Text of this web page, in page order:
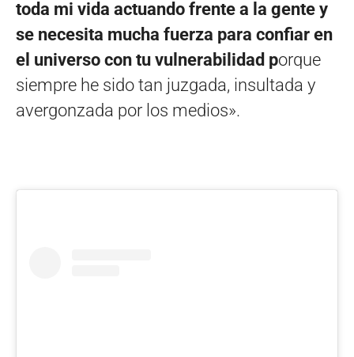
toda mi vida actuando frente a la gente y
se necesita mucha fuerza para confiar en
el universo con tu vulnerabilidad porque
siempre he sido tan juzgada, insultada y
avergonzada por los medios».